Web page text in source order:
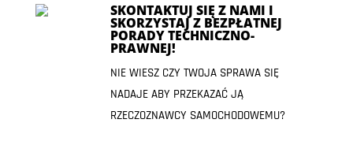
SKONTAKTUJ SIĘ Z NAMI I
SKORZYSTAJ Z BEZPŁATNEJ
PORADY TECHNICZNO-
PRAWNEJ!
NIE WIESZ CZY TWOJA SPRAWA SIĘ
NADAJE ABY PRZEKAZAĆ JĄ
RZECZOZNAWCY SAMOCHODOWEMU?